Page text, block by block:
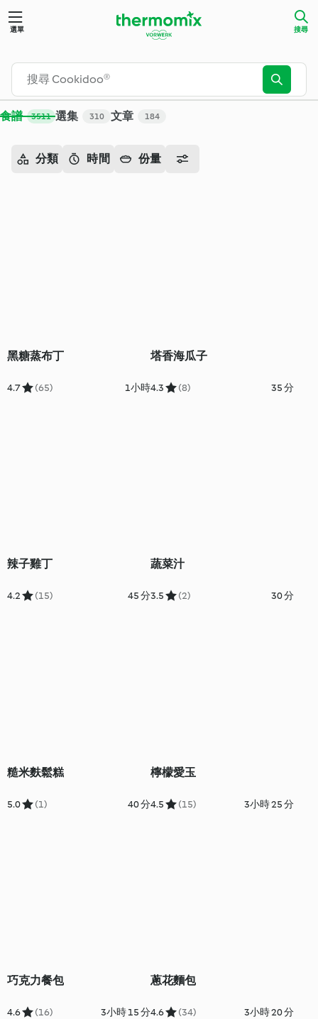
選單 搜尋
食譜 3511 選集 310 文章 184
分類 時間 份量
黑糖蒸布丁
4.7 (65) 1小時
塔香海瓜子
4.3 (8) 35 分
辣子雞丁
4.2 (15) 45 分
蔬菜汁
3.5 (2) 30 分
糙米麩鬆糕
5.0 (1) 40 分
檸檬愛玉
4.5 (15) 3小時 25 分
巧克力餐包
4.6 (16) 3小時 15 分
蔥花麵包
4.6 (34) 3小時 20 分
搜尋 - Cookidoo® – Thermomix® 官方食譜平台